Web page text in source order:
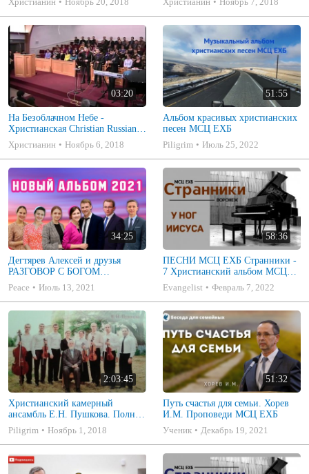
03:20
На Безоблачном Небе -
Христианская Christian Russian
Song
Христианин Ноябрь 6, 2018
51:55
Альбом красивых христианских
песен МСЦ ЕХБ
Piligrim
Июль 25, 2022
34:25
Дегтярев Алексей и друзья
РАЗГОВОР С БОГОМ
Христианские песни МСЦ ЕХБ
2021 (7я)
Peace Июль 13, 2021
58:36
ПЕСНИ МСЦ ЕХБ Странники -
7 Христианский альбом МСЦ
ЕХБ
Evangelist Февраль 7, 2022
2:03:45
Христианский камерный
ансамбль Е.Н. Пушкова. Полное
собрание
Piligrim Ноябрь 1, 2018
51:32
Путь счастья для семьи. Хорев
И.М. Проповеди МСЦ ЕХБ
Ученик
Декабрь 19, 2021